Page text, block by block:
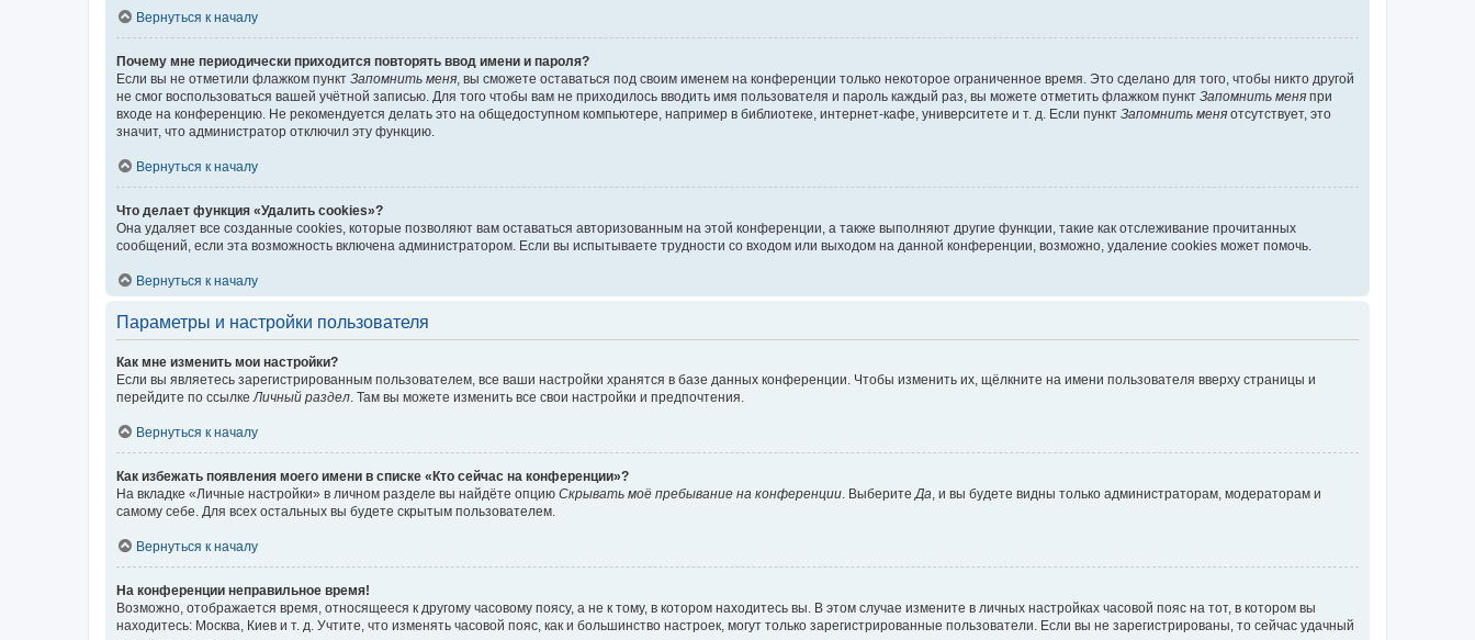
Вернуться к началу
Почему мне периодически приходится повторять ввод имени и пароля?
Если вы не отметили флажком пункт Запомнить меня, вы сможете оставаться под своим именем на конференции только некоторое ограниченное время. Это сделано для того, чтобы никто другой
не смог воспользоваться вашей учётной записью. Для того чтобы вам не приходилось вводить имя пользователя и пароль каждый раз, вы можете отметить флажком пункт Запомнить меня при
входе на конференцию. Не рекомендуется делать это на общедоступном компьютере, например в библиотеке, интернет-кафе, университете и т. д. Если пункт Запомнить меня отсутствует, это
значит, что администратор отключил эту функцию.
Вернуться к началу
Что делает функция «Удалить cookies»?
Она удаляет все созданные cookies, которые позволяют вам оставаться авторизованным на этой конференции, а также выполняют другие функции, такие как отслеживание прочитанных
сообщений, если эта возможность включена администратором. Если вы испытываете трудности со входом или выходом на данной конференции, возможно, удаление cookies может помочь.
Вернуться к началу
Параметры и настройки пользователя
Как мне изменить мои настройки?
Если вы являетесь зарегистрированным пользователем, все ваши настройки хранятся в базе данных конференции. Чтобы изменить их, щёлкните на имени пользователя вверху страницы и
перейдите по ссылкеЛичный раздел. Там вы можете изменить все свои настройки и предпочтения.
Вернуться к началу
Как избежать появления моего имени в списке «Кто сейчас на конференции»?
На вкладке «Личные настройки» в личном разделе вы найдёте опцию Скрывать моё пребывание на конференции. ВыберитеДа, и вы будете видны только администраторам, модераторам и
самому себе. Для всех остальных вы будете скрытым пользователем.
Вернуться к началу
На конференции неправильное время!
Возможно, отображается время, относящееся к другому часовому поясу, а не к тому, в котором находитесь вы. В этом случае измените в личных настройках часовой пояс на тот, в котором вы
находитесь: Москва, Киев и т. д. Учтите, что изменять часовой пояс, как и большинство настроек, могут только зарегистрированные пользователи. Если вы не зарегистрированы, то сейчас удачный